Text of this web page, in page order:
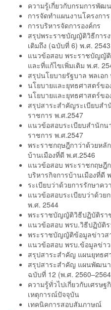
ความรู้เกี่ยวกับกรมการพัฒ
การจัดทำแผนงานโครงการ
การบริหารจัดการองค์กร
สรุปพระราชบัญญัติวิธีการ
เติมถึง (ฉบับที่ 6) พ.ศ. 2543
แนวข้อสอบ พระราชบัญญั
และที่แก้ไขเพิ่มเติม พ.ศ.
สรุปนโยบายรัฐบาล พลเอ
นโยบายและยุทธศาสตร์ขอ
นโยบายและยุทธศาสตร์ข
สรุปสาระสำคัญระเบียบส
ราชการ พ.ศ.2547
แนวข้อสอบระเบียบสำนัก
ราชการ พ.ศ.2547
พระราชกฤษฎีกาว่าด้วยหลั
บ้านเมืองที่ดี พ.ศ.2546
แนวข้อสอบ พระราชกฤษฎี
บริหารกิจการบ้านเมืองที่ดี
ระเบียบว่าด้วยการรักษาค
แนวข้อสอบระเบียบว่าด้วย
พ.ศ. 2544
พระราชบัญญัติวิธีปฏิบัติรา
แนวข้อสอบ พรบ.วิธีปฏิบัติร
พระราชบัญญัติข้อมูลข่าวส
แนวข้อสอบ พรบ.ข้อมูลข่า
สรุปสาระสำคัญ แผนยุทธศ
สรุปสาระสำคัญ แผนพัฒน
ฉบับที่ 12 (พ.ศ.
ความรู้ทั่วไปเกี่ยวกับเศรษฐ
เหตุการณ์ปัจจุบัน
เทคนิคการสอบสัมภาษณ์